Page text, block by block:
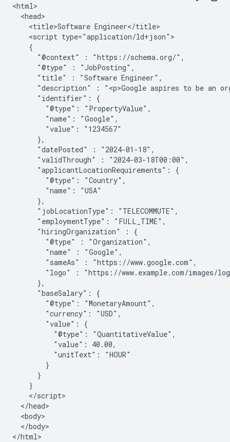
<html>
  <head>
    <title>Software Engineer</title>
    <script type="application/ld+json">
    {
      "@context" : "https://schema.org/",
      "@type" : "JobPosting",
      "title" : "Software Engineer",
"description" : "<p>Google aspires to be an
      "identifier": {
        "@type": "PropertyValue",
        "name": "Google",
        "value": "1234567"
      },
      "datePosted" : "2024-01-18",
      "validThrough" : "2024-03-18T00:00",
      "applicantLocationRequirements": {
        "@type": "Country",
        "name": "USA"
      },
      "jobLocationType": "TELECOMMUTE",
      "employmentType": "FULL_TIME",
      "hiringOrganization" : {
        "@type" : "Organization",
        "name" : "Google",
        "sameAs" : "https://www.google.com",
"logo" : "https://www.example.com/images/
      },
      "baseSalary": {
        "@type": "MonetaryAmount",
        "currency": "USD",
        "value": {
          "@type": "QuantitativeValue",
          "value": 40.00,
          "unitText": "HOUR"
        }
      }
    }
    </script>
  </head>
  <body>
  </body>
</html>